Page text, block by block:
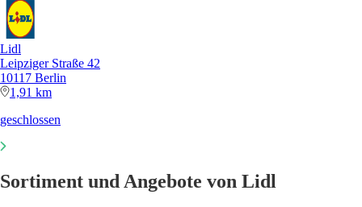
Lidl
Leipziger Straße 42
10117 Berlin
1,91 km
geschlossen
Sortiment und Angebote von Lidl